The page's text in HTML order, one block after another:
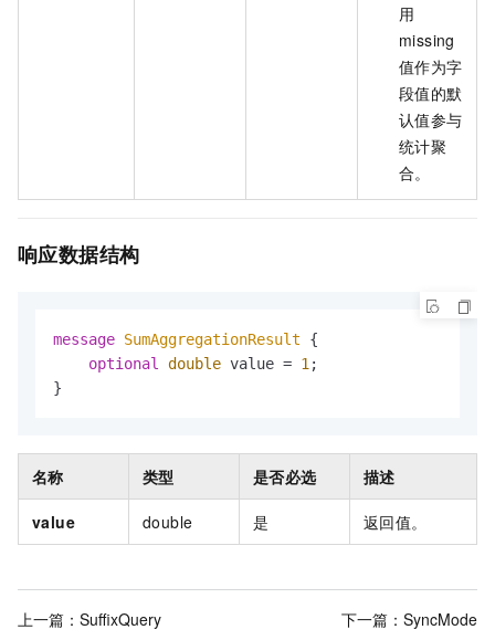
用
missing
值作为字
段值的默
认值参与
统计聚
合。
响应数据结构
message SumAggregationResult {
optional double value = 1;
}
名称 类型 是否必选 描述
value double 是 返回值。
上一篇： SuffixQuery 下一篇： SyncMode